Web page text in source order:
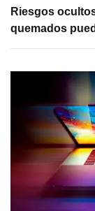
Riesgos
quemados